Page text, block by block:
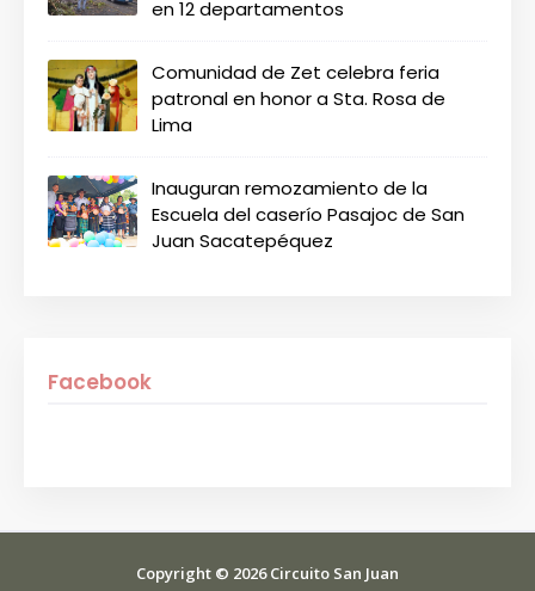
en 12 departamentos
Comunidad de Zet celebra feria
patronal en honor a Sta. Rosa de
Lima
Inauguran remozamiento de la
Escuela del caserío Pasajoc de San
Juan Sacatepéquez
Facebook
Copyright © 2026Circuito San Juan